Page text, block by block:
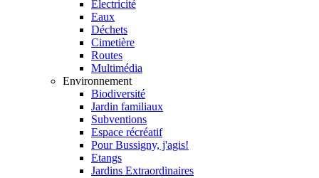
Électricité
Eaux
Déchets
Cimetière
Routes
Multimédia
Environnement
Biodiversité
Jardin familiaux
Subventions
Espace récréatif
Pour Bussigny, j'agis!
Etangs
Jardins Extraordinaires